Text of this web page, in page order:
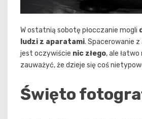
W ostatnią sobotę płocczanie mogli
ludzi z aparatami. Spacerowanie
jest oczywiście nic złego, ale łatwo
zauważyć, że dzieje się coś
Święto